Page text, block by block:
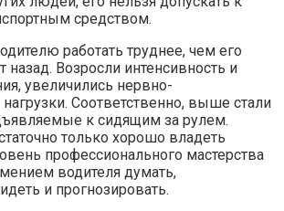
средством.
работать труднее, чем его
назад. Возросли интенсивность и
увеличились нервно-
нагрузки. Соответственно, выше стали
к сидящим за рулем.
только хорошо владеть
профессионального мастерства
водителя думать,
и прогнозировать.